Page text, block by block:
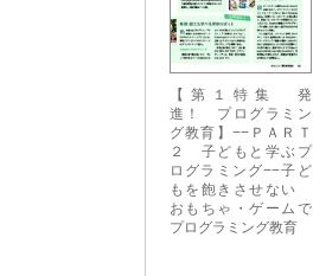
【第１特集 発
進！ プログラミン
グ教育】−−ＰＡＲＴ
２ 子どもと学ぶプ
ログラミング−−子ど
もを飽きさせない
おもちゃ・ゲームで
プログラミング教育